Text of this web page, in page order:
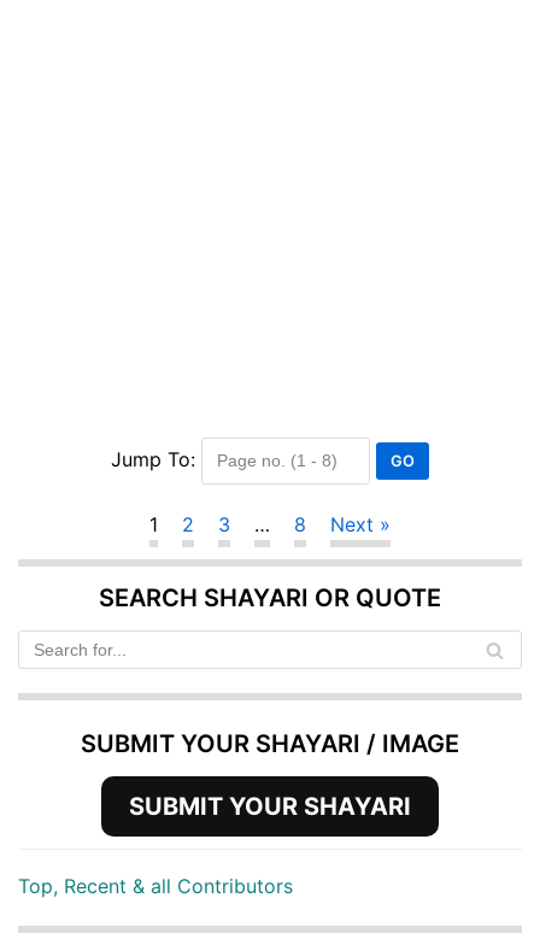
Jump To:
1 2 3 … 8 Next »
SEARCH SHAYARI OR QUOTE
SUBMIT YOUR SHAYARI / IMAGE
SUBMIT YOUR SHAYARI
Top, Recent & all Contributors